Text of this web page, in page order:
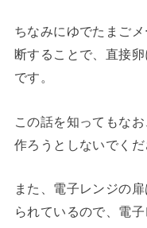
ちなみにゆでたまご
断することで、直接
です。
この話を知ってもな
作ろうとしないでくだ
また、電子レンジの
られているので、電